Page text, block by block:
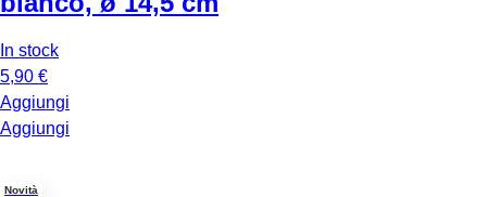
In stock
5,90 €
Aggiungi
Aggiungi
Novità